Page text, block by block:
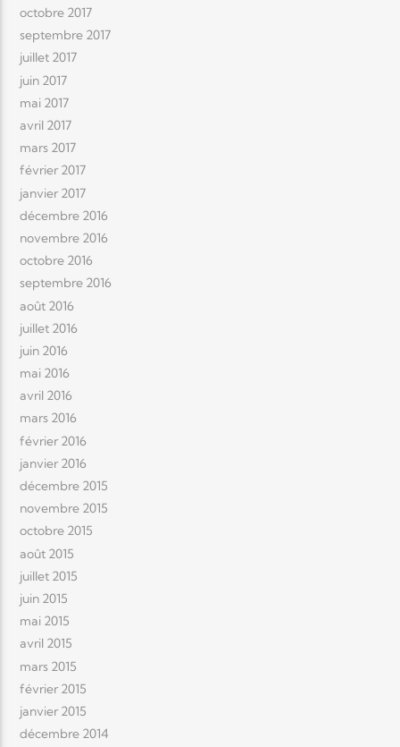
octobre 2017
septembre 2017
juillet 2017
juin 2017
mai 2017
avril 2017
mars 2017
février 2017
janvier 2017
décembre 2016
novembre 2016
octobre 2016
septembre 2016
août 2016
juillet 2016
juin 2016
mai 2016
avril 2016
mars 2016
février 2016
janvier 2016
décembre 2015
novembre 2015
octobre 2015
août 2015
juillet 2015
juin 2015
mai 2015
avril 2015
mars 2015
février 2015
janvier 2015
décembre 2014